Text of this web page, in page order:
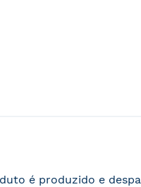
é produzido e